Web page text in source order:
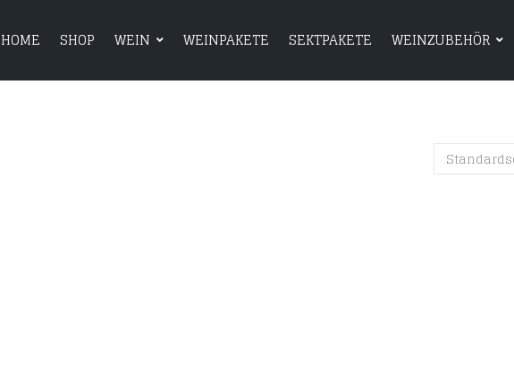
HOME SHOP WEIN WEINPAKETE SEKTPAKETE WEINZUBEHÖR
HOME SHOP WEIN WEINPAKETE